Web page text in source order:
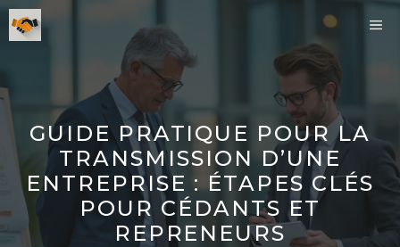
Aller
au
GUIDE PRATIQUE POUR LA
TRANSMISSION D’UNE
ENTREPRISE : ÉTAPES CLÉS
POUR CÉDANTS ET
REPRENEURS